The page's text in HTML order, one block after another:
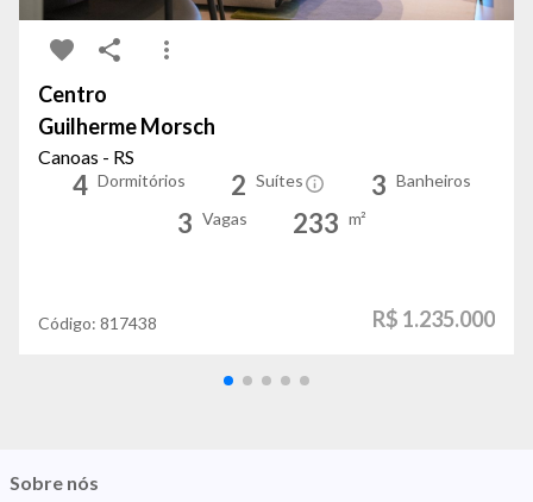
Centro
Guilherme Morsch
Canoas - RS
4 Dormitórios 2 Suítes 3 Banheiros
3 Vagas 233 m²
Código: 817438 R$ 1.235.000
Sobre nós